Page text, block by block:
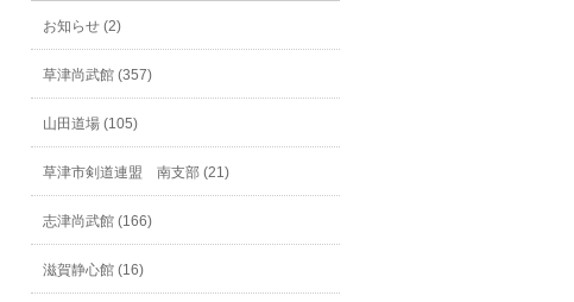
お知らせ (2)
草津尚武館 (357)
山田道場 (105)
草津市剣道連盟 南支部 (21)
志津尚武館 (166)
滋賀静心館 (16)